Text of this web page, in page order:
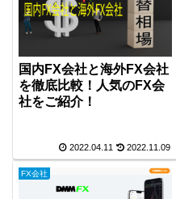
国内FX会社と海外FX会社
を徹底比較！人気のFX会
社をご紹介！
2022.04.11 2022.11.09
FX会社